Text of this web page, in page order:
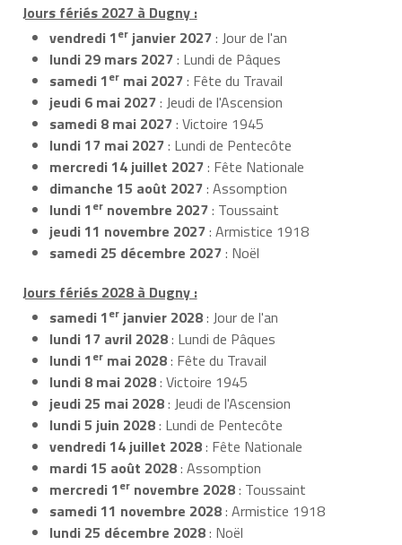
Jours fériés 2027 à Dugny :
vendredi 1er janvier 2027: Jour de l'an
lundi 29 mars 2027: Lundi de Pâques
samedi 1er mai 2027: Fête du Travail
jeudi 6 mai 2027: Jeudi de l'Ascension
samedi 8 mai 2027: Victoire 1945
lundi 17 mai 2027: Lundi de Pentecôte
mercredi 14 juillet 2027: Fête Nationale
dimanche 15 août 2027: Assomption
lundi 1er novembre 2027: Toussaint
jeudi 11 novembre 2027: Armistice 1918
samedi 25 décembre 2027: Noël
Jours fériés 2028 à Dugny :
samedi 1er janvier 2028: Jour de l'an
lundi 17 avril 2028: Lundi de Pâques
lundi 1er mai 2028: Fête du Travail
lundi 8 mai 2028: Victoire 1945
jeudi 25 mai 2028: Jeudi de l'Ascension
lundi 5 juin 2028: Lundi de Pentecôte
vendredi 14 juillet 2028: Fête Nationale
mardi 15 août 2028: Assomption
mercredi 1er novembre 2028: Toussaint
samedi 11 novembre 2028: Armistice 1918
lundi 25 décembre 2028: Noël